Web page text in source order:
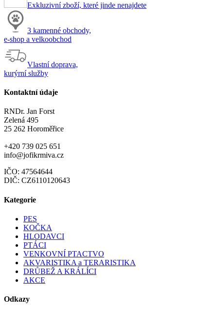
Exkluzivní zboží, které jinde nenajdete
3 kamenné obchody,
e-shop a velkoobchod
Vlastní doprava,
kurýrní služby
Kontaktní údaje
RNDr. Jan Forst
Zelená 495
25 262 Horoměřice
+420 739 025 651
info@jofikrmiva.cz
IČO: 47564644
DIČ: CZ6110120643
Kategorie
PES
KOČKA
HLODAVCI
PTÁCI
VENKOVNÍ PTACTVO
AKVARISTIKA a TERARISTIKA
DRŮBEŽ A KRÁLÍCI
AKCE
Odkazy